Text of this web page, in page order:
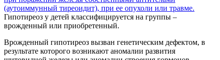
Гипотиреоз у детей классифицируется на группы –
врожденный или приобретенный.
Врожденный гипотиреоз вызван генетическим дефектом, в
результате которого возникают аномалии развития